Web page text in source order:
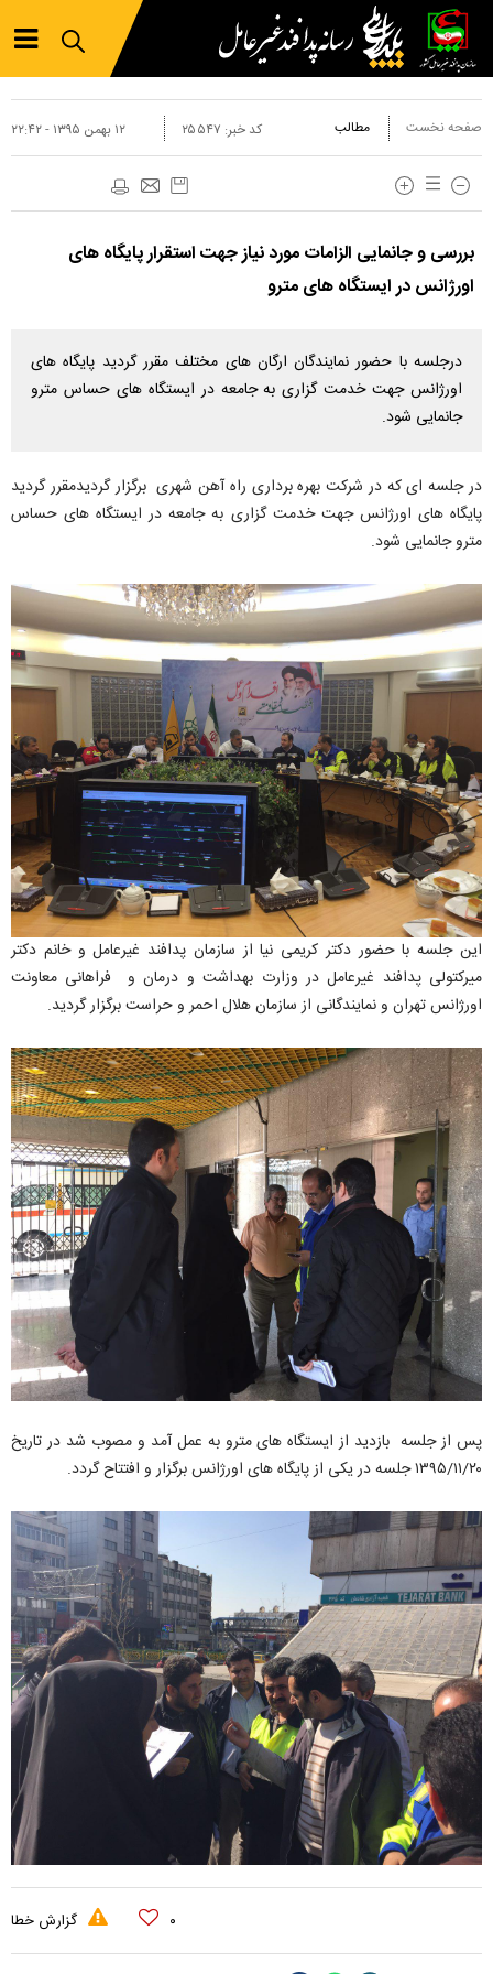
صفحه نخست مطالب ۱۲ بهمن ۱۳۹۵ - ۲۲:۴۲ کد خبر: ۲۵۵۴۷
بررسی و جانمایی الزامات مورد نیاز جهت استقرار پایگاه های
اورژانس در ایستگاه های مترو
درجلسه با حضور نمایندگان ارگان های مختلف مقرر گردید پایگاه های
اورژانس جهت خدمت گزاری به جامعه در ایستگاه های حساس مترو
جانمایی شود.
در جلسه ای که در شرکت بهره برداری راه آهن شهری برگزار گردیدمقرر گردید
پایگاه های اورژانس جهت خدمت گزاری به جامعه در ایستگاه های حساس
مترو جانمایی شود.
این جلسه با حضور دکتر کریمی نیا از سازمان پدافند غیرعامل و خانم دکتر
میرکتولی پدافند غیرعامل در وزارت بهداشت و درمان و فراهانی معاونت
اورژانس تهران و نمایندگانی از سازمان هلال احمر و حراست برگزار گردید.
پس از جلسه بازدید از ایستگاه های مترو به عمل آمد و مصوب شد در تاریخ
۱۳۹۵/۱۱/۲۰ جلسه در یکی از پایگاه های اورژانس برگزار و افتتاح گردد.
۰ گزارش خطا